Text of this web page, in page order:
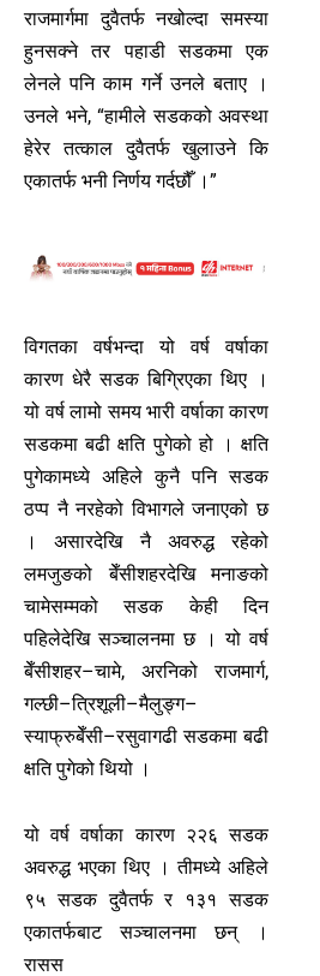
राजमार्गमा दुवैतर्फ नखोल्दा समस्या
हुनसक्ने तर पहाडी सडकमा एक
लेनले पनि काम गर्ने उनले बताए ।
उनले भने, “हामीले सडकको अवस्था
हेरेर तत्काल दुवैतर्फ खुलाउने कि
एकातर्फ भनी निर्णय गर्दछौँ ।”
विगतका वर्षभन्दा यो वर्ष वर्षाका
कारण धेरै सडक बिग्रिएका थिए ।
यो वर्ष लामो समय भारी वर्षाका कारण
सडकमा बढी क्षति पुगेको हो । क्षति
पुगेकामध्ये अहिले कुनै पनि सडक
ठप्प नै नरहेको विभागले जनाएको छ
। असारदेखि नै अवरुद्ध रहेको
लमजुङको बेँसीशहरदेखि मनाङको
चामेसम्मको सडक केही दिन
पहिलेदेखि सञ्चालनमा छ । यो वर्ष
बेँसीशहर–चामे, अरनिको राजमार्ग,
गल्छी–त्रिशूली–मैलुङ्ग–
स्याफ्रुबेँसी–रसुवागढी सडकमा बढी
क्षति पुगेको थियो ।
यो वर्ष वर्षाका कारण २२६ सडक
अवरुद्ध भएका थिए । तीमध्ये अहिले
९५ सडक दुवैतर्फ र १३१ सडक
एकातर्फबाट सञ्चालनमा छन् ।
रासस